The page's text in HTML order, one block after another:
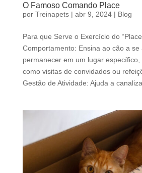
O Famoso Comando Place
por Treinapets| abr 9, 2024| Blog
Para que Serve o Exercício do
Comportamento: Ensina ao cão a se
permanecer em um lugar
como visitas de convidados ou
Gestão de Atividade: Ajuda a